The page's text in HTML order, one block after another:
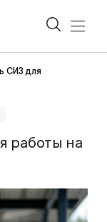
СИЗ для
работы на